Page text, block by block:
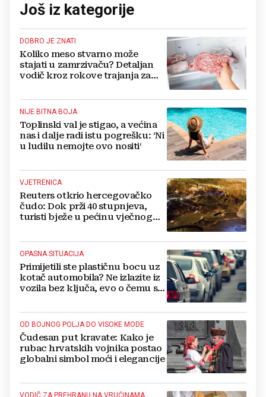
Još iz kategorije
DOBRO JE ZNATI
Koliko meso stvarno može
stajati u zamrzivaču? Detaljan
vodič kroz rokove trajanja za
NIJE BITNA BOJA
Toplinski val je stigao, a većina
nas i dalje radi istu pogrešku: ‘Ni
u ludilu nemojte ovo nositi‘
VJETRENICA
Reuters otkrio hercegovačko
čudo: Dok prži 40 stupnjeva,
turisti bježe u pećinu vječnog
OPASNA SITUACIJA
Primijetili ste plastičnu bocu uz
kotač automobila? Ne izlazite iz
vozila bez ključa, evo o čemu se
OD BOJNOG POLJA DO VISOKE MODE
Čudesan put kravate: Kako je
rubac hrvatskih vojnika postao
globalni simbol moći i elegancije
VODIČ ZA PREHRANU NA VRUĆINAMA